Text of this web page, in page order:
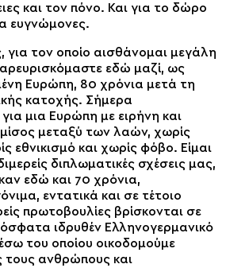
και τον πόνο. Και για το δώρο
ευγνώμονες.
για τον οποίο αισθάνομαι μεγάλη
εδώ μαζί, ως
Ευρώπη, 80 χρόνια μετά τη
κατοχής. Σήμερα
μια Ευρώπη με ειρήνη και
μεταξύ των λαών, χωρίς
εθνικισμό και χωρίς φόβο. Είμαι
διπλωματικές σχέσεις μας,
εδώ και 70 χρόνια,
εντατικά και σε τέτοιο
πρωτοβουλίες βρίσκονται σε
ιδρυθέν Ελληνογερμανικό
του οποίου οικοδομούμε
τους ανθρώπους και